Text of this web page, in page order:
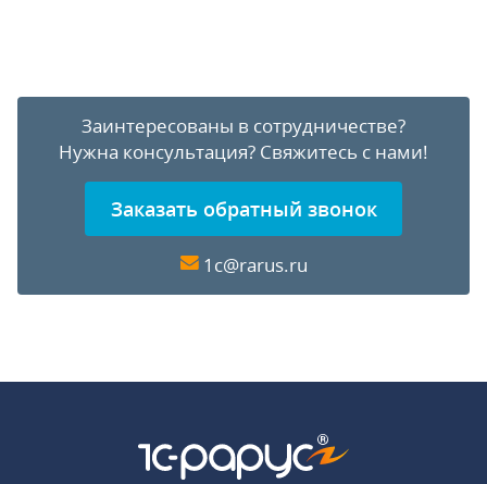
Заинтересованы в сотрудничестве?
Нужна консультация? Свяжитесь с нами!
Заказать обратный звонок
1c@rarus.ru